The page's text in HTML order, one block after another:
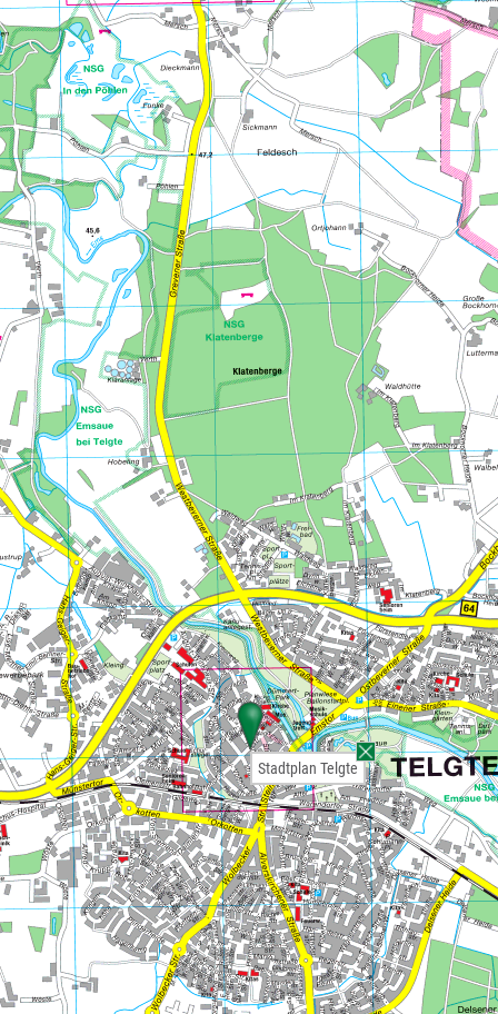
Stadtplan Telgte